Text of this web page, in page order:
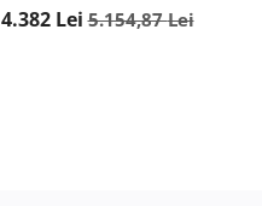
4.382 Lei 5.154,87Lei